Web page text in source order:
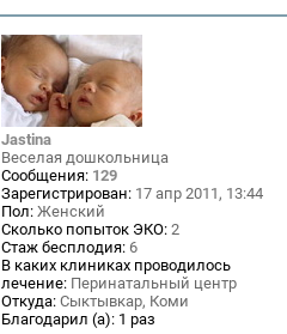
Jastina
Веселая дошкольница
Сообщения: 129
Зарегистрирован: 17 апр 2011, 13:44
Пол: Женский
Сколько попыток ЭКО: 2
Стаж бесплодия: 6
В каких клиниках проводилось
лечение: Перинатальный центр
Откуда: Сыктывкар, Коми
Благодарил (а): 1 раз